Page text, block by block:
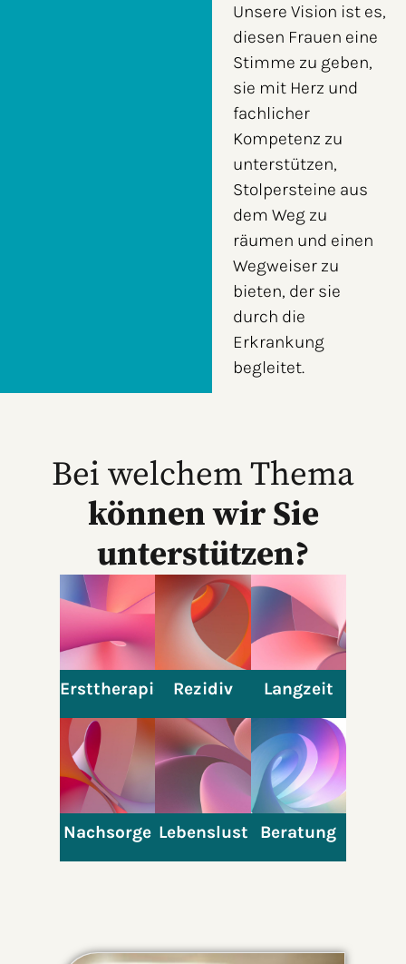
Unsere Vision ist es,
diesen Frauen eine
Stimme zu geben,
sie mit Herz und
fachlicher
Kompetenz zu
unterstützen,
Stolpersteine aus
dem Weg zu
räumen und einen
Wegweiser zu
bieten, der sie
durch die
Erkrankung
begleitet.
Bei welchem Thema
können wir Sie
unterstützen?
Ersttherapie Rezidiv Langzeit
Nachsorge Lebenslust Beratung